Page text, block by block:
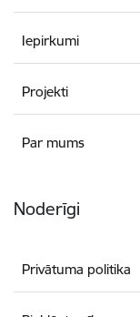
Iepirkumi
Projekti
Par mums
Noderīgi
Privātuma politika